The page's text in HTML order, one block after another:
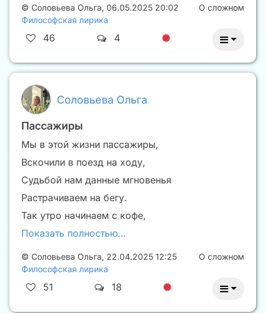
© Соловьева Ольга, 06.05.2025 20:02
Философская лирика
О сложном
46 4
Соловьева Ольга
Пассажиры
Мы в этой жизни пассажиры,
Вскочили в поезд на ходу,
Судьбой нам данные мгновенья
Растрачиваем на бегу.
Так утро начинаем с кофе,
Показать полностью…
© Соловьева Ольга, 22.04.2025 12:25
Философская лирика
О сложном
51 18